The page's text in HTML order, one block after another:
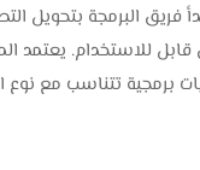
فريق البرمجة بتحويل
قابل للاستخدام. يعتمد
برمجية تتناسب مع نوع